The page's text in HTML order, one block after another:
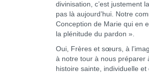
divinisation, c’est justement
pas là aujourd’hui. Notre
Conception de Marie qui en
la plénitude du pardon ».
Oui, Frères et sœurs, à
à notre tour à nous préparer
histoire sainte, individuelle